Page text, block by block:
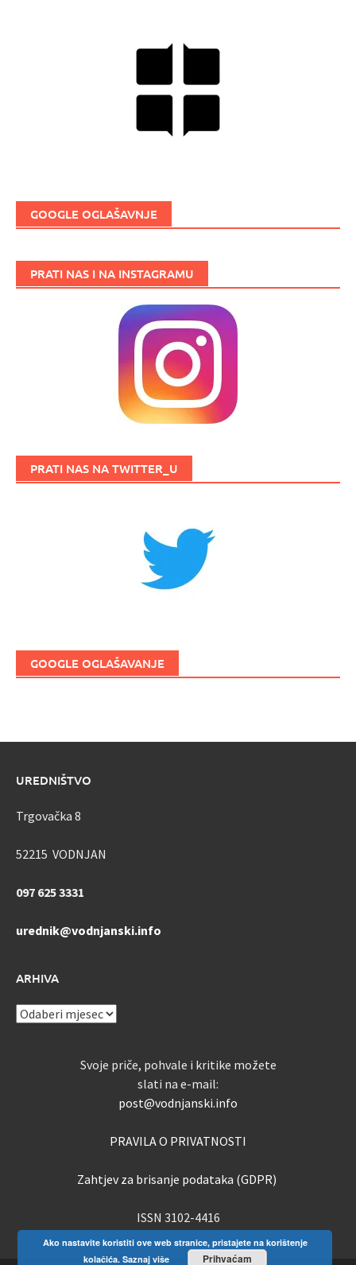
GOOGLE OGLAŠAVNJE
PRATI NAS I NA INSTAGRAMU
PRATI NAS NA TWITTER_U
GOOGLE OGLAŠAVANJE
UREDNIŠTVO
Trgovačka 8
52215 VODNJAN
097 625 3331
urednik@vodnjanski.info
ARHIVA
ARHIVA
Svoje priče, pohvale i kritike možete
slati na e-mail:
post@vodnjanski.info
PRAVILA O PRIVATNOSTI
Zahtjev za brisanje podataka (GDPR)
ISSN 3102-4416
Ako nastavite koristiti ove web stranice, pristajete na korištenje
kolačića. Saznaj više Prihvaćam